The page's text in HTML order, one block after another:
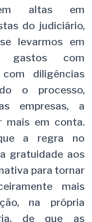
altas em
do judiciário,
levarmos em
gastos com
diligências
o processo,
empresas, a
mais em conta.
a regra no
gratuidade aos
para tornar
mais
na própria
de que as